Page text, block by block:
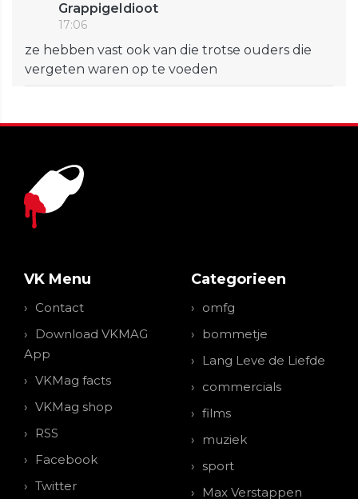
GrappigeIdioot
17:06
ze hebben vast ook van die trotse ouders die
vergeten waren op te voeden
VK Menu
Contact
Download VKMAG
App
VKMag facts
VKMag shop
RSS
Facebook
Twitter
Categorieen
omfg
bommetje
Lang Leve de Liefde
commercials
films
muziek
sport
Max Verstappen